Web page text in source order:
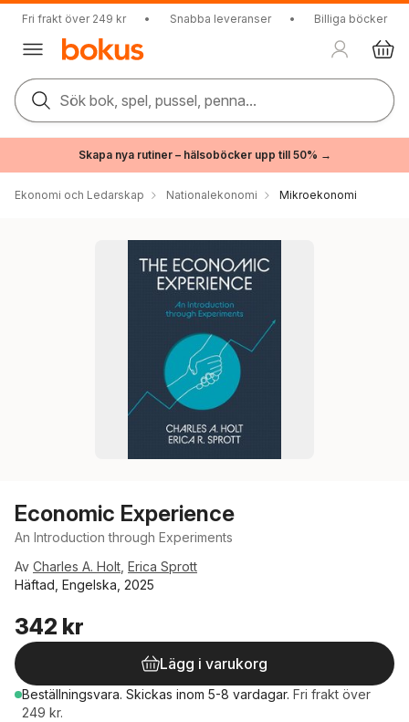
Fri frakt över 249 kr • Snabba leveranser • Billiga böcker
Sök bok, spel, pussel, penna...
Skapa nya rutiner – hälsoböcker upp till 50% →
Ekonomi och Ledarskap Nationalekonomi Mikroekonomi
Economic Experience
An Introduction through Experiments
Av Charles A. Holt Erica Sprott
Häftad, Engelska, 2025
342 kr
Lägg i varukorg
Beställningsvara. Skickas inom 5-8 vardagar. Fri frakt över
249 kr.